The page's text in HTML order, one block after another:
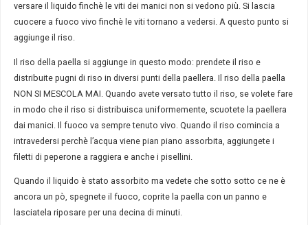
versare il liquido finchè le viti dei manici non si vedono più. Si lascia
cuocere a fuoco vivo finchè le viti tornano a vedersi. A questo punto si
aggiunge il riso.
Il riso della paella si aggiunge in questo modo: prendete il riso e
distribuite pugni di riso in diversi punti della paellera. Il riso della paella
NON SI MESCOLA MAI. Quando avete versato tutto il riso, se volete fare
in modo che il riso si distribuisca uniformemente, scuotete la paellera
dai manici. Il fuoco va sempre tenuto vivo. Quando il riso comincia a
intravedersi perchè l’acqua viene pian piano assorbita, aggiungete i
filetti di peperone a raggiera e anche i pisellini.
Quando il liquido è stato assorbito ma vedete che sotto sotto ce ne è
ancora un pò, spegnete il fuoco, coprite la paella con un panno e
lasciatela riposare per una decina di minuti.